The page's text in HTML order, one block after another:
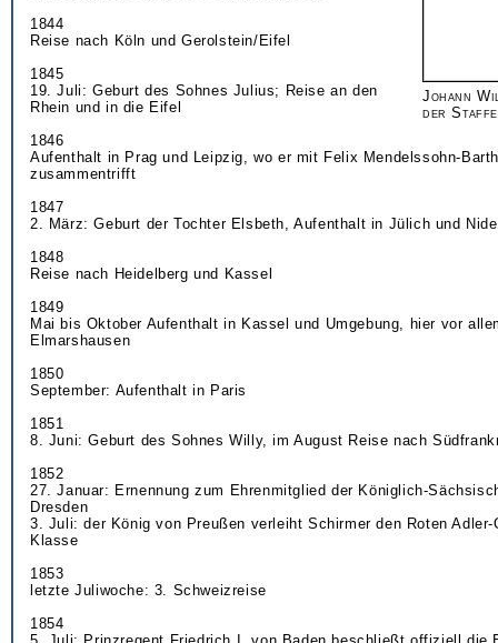
Johann
der
1844
Reise nach Köln und Gerolstein/Eifel
1845
19. Juli: Geburt des Sohnes Julius; Reise an den
Rhein und in die Eifel
1846
Aufenthalt in Prag und Leipzig, wo er mit Felix Mendelssohn-
zusammentrifft
1847
2. März: Geburt der Tochter Elsbeth, Aufenthalt in Jülich und
1848
Reise nach Heidelberg und Kassel
1849
Mai bis Oktober Aufenthalt in Kassel und Umgebung, hier vor
Elmarshausen
1850
September: Aufenthalt in Paris
1851
8. Juni: Geburt des Sohnes Willy, im August Reise nach
1852
27. Januar: Ernennung zum Ehrenmitglied der Königlich-
Dresden
3. Juli: der König von Preußen verleiht Schirmer den Roten Adler-
Klasse
1853
letzte Juliwoche: 3. Schweizreise
1854